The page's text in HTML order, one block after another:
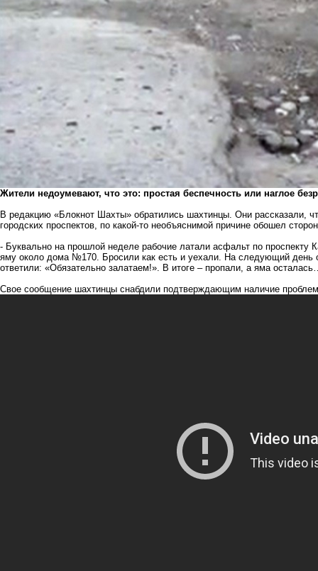
Жители недоумевают, что это: простая беспечность или наглое
В редакцию «Блокнот Шахты» обратились шахтинцы. Они рассказали,
городских проспектов, по какой-то необъяснимой причине обошел
- Буквально на прошлой неделе рабочие латали асфальт по
яму около дома №170. Бросили как есть и уехали. На следующий день
ответили: «Обязательно залатаем!». В итоге – пропали, а яма
Свое сообщение шахтинцы снабдили подтверждающим наличие